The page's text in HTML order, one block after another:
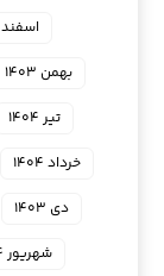
اسفند ۱۴۰۳
بهمن ۱۴۰۳
تیر ۱۴۰۴
خرداد ۱۴۰۴
دی ۱۴۰۳
شهریور ۱۴۰۴